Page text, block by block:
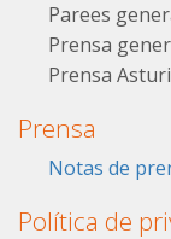
Parees
Prensa
Prensa
Prensa
Notas de
Política de